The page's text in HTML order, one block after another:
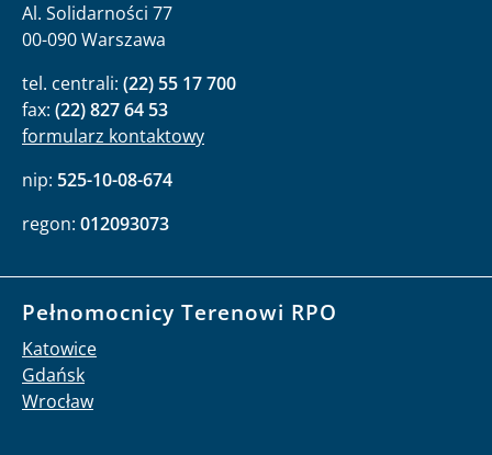
Al. Solidarności 77
00-090 Warszawa
tel. centrali: (22) 55 17 700
fax: (22) 827 64 53
formularz kontaktowy
nip: 525-10-08-674
regon: 012093073
Pełnomocnicy Terenowi RPO
Katowice
Gdańsk
Wrocław